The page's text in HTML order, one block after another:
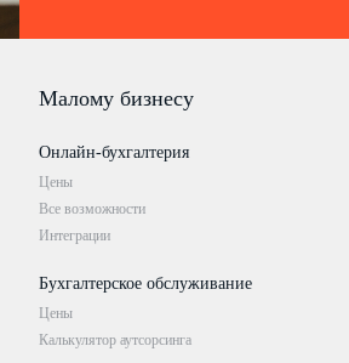
Малому бизнесу
Онлайн-бухгалтерия
Цены
Все возможности
Интеграции
Бухгалтерское обслуживание
Цены
Калькулятор аутсорсинга